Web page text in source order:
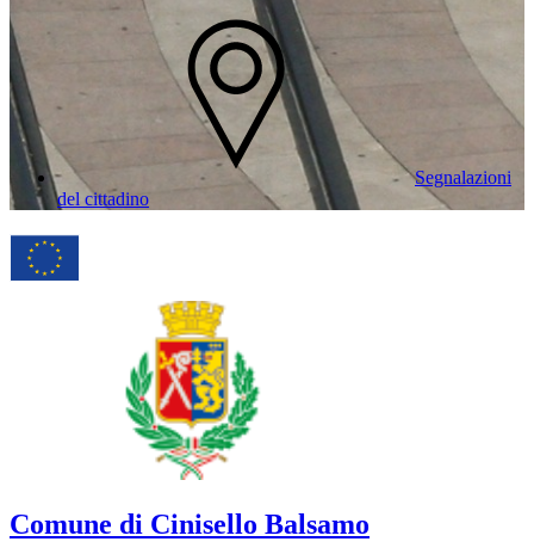
Segnalazioni
del cittadino
Comune di Cinisello Balsamo